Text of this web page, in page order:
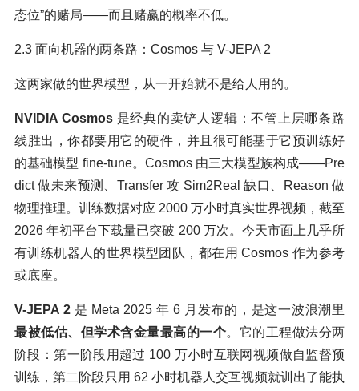
态位”的赌局——而且赌赢的概率不低。
2.3 面向机器的两条路：Cosmos 与 V-JEPA 2
这两家做的世界模型，从一开始就不是给人用的。
NVIDIA Cosmos是经典的卖铲人逻辑：不管上层哪条路
线胜出，你都要用它的硬件，并且很可能基于它预训练好
的基础模型 fine-tune。Cosmos 由三大模型族构成——Pre
dict 做未来预测、Transfer 攻 Sim2Real 缺口、Reason 做
物理推理。训练数据对应 2000 万小时真实世界视频，截至
2026 年初平台下载量已突破 200 万次。今天市面上几乎所
有训练机器人的世界模型团队，都在用 Cosmos 作为参考
或底座。
V-JEPA 2是 Meta 2025 年 6 月发布的，是这一波浪潮里
最被低估、但学术含金量最高的一个。它的工程做法分两
阶段：第一阶段用超过 100 万小时互联网视频做自监督预
训练，第二阶段只用 62 小时机器人交互视频就训出了能执